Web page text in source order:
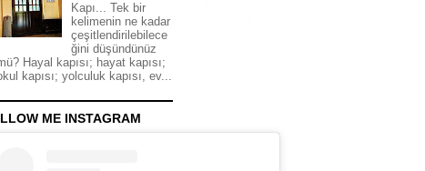
Kapı... Tek bir
kelimenin ne kadar
çeşitlendirilebilece
ğini düşündünüz
Hayal kapısı; hayat kapısı;
kapısı; yolculuk kapısı, ev...
ME INSTAGRAM